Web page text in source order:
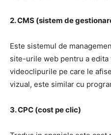
2. CMS (sistem de
Este sistemul de
site-urile web pentru a
videoclipurile pe care le
vizual, este similar cu
3. CPC (cost pe clic)